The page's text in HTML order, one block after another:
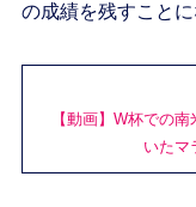
の成績を残すことに
【動画】W杯での
いたマ